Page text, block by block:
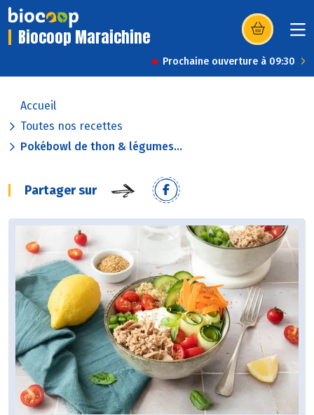
Biocoop Maraichine (s’ouvre dans
Prochaine ouverture à 09:30
Accueil
Toutes nos recettes
Pokébowl de thon & légumes...
Partager sur